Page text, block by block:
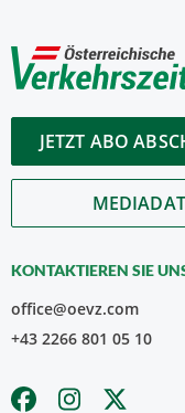
JETZT ABO
KONTAKTIEREN SIE
office@oevz.com
+43 2266 801 05 10